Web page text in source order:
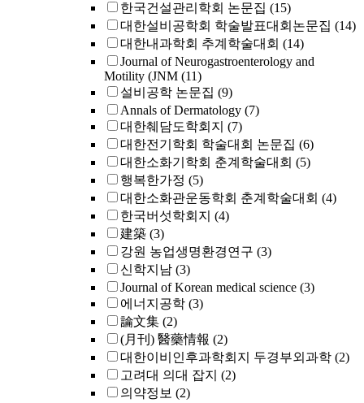
한국건설관리학회 논문집 (15)
대한설비공학회 학술발표대회논문집 (14)
대한내과학회 추계학술대회 (14)
Journal of Neurogastroenterology and
Motility (JNM (11)
설비공학 논문집 (9)
Annals of Dermatology (7)
대한췌담도학회지 (7)
대한전기학회 학술대회 논문집 (6)
대한소화기학회 춘계학술대회 (5)
행복한가정 (5)
대한소화관운동학회 춘계학술대회 (4)
한국버섯학회지 (4)
建築 (3)
강원 농업생명환경연구 (3)
신학지남 (3)
Journal of Korean medical science (3)
에너지공학 (3)
論文集 (2)
(月刊) 醫藥情報 (2)
대한이비인후과학회지 두경부외과학 (2)
고려대 의대 잡지 (2)
의약정보 (2)